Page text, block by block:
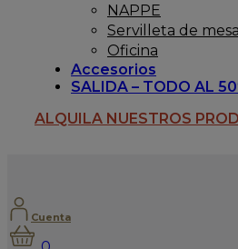
NAPPE
Servilleta de mesa
Oficina
Accesorios
SALIDA – TODO AL
ALQUILA NUESTROS
Cuenta